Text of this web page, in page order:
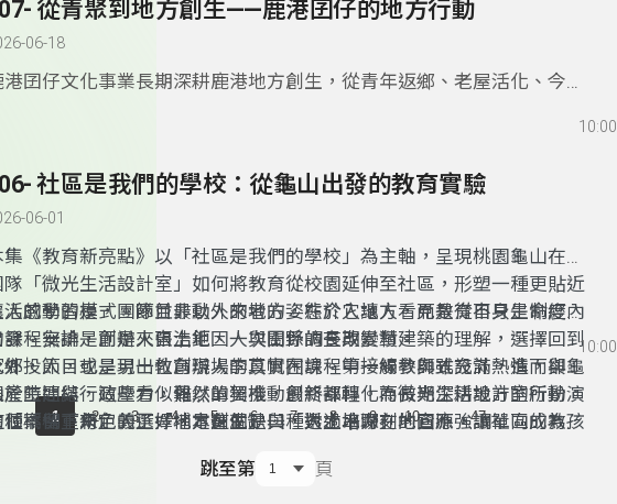
從青聚到地方創生——鹿港囝仔的地方行動
06-18
港囝仔文化事業長期深耕鹿港地方創生，從青年返鄉、老屋活化、今秋
合的可能性。尤其在「青聚點」相關計畫中，透過實際走讀、地方實作
方生活的一種方式。
10:00
社區是我們的學校：從龜山出發的教育實驗
06-01
集《教育新亮點》以「社區是我們的學校」為主軸，呈現桃園龜山在地
隊「微光生活設計室」如何將教育從校園延伸至社區，形塑一種更貼近
活的學習模式。節目最動人的地方，在於它讓人看見教育不只是制度內
課程安排，而是來自土地、人與關係的長期累積。
人感動的是，團隊並非以外來者的姿態介入地方，而是從自身生命經驗
發。無論是創辦人張浩鉅因一次田野調查改變對建築的理解，選擇回到
鄉投入，或是另一位創辦人李苡帆在課程中接觸參與式設計，進而與龜
產生連結，這些看似偶然的契機，最終都轉化為長期深耕地方的行動。
種「留下來」的選擇，本身就是一種對土地深刻的回應。
外，節目也呈現出教育現場的真實困境。第一線教師雖充滿熱情，卻受
於時間與行政壓力，難以單獨推動創新課程。而微光生活設計室所扮演
「橋樑」角色，正好補足這個缺口，透過串聯在地資源，讓社區成為孩
個案例重新定義了「地方創生」與「人才培力」。它不強調單向的教
中發揮影響力。當個人的力量被串聯，地方不再只是地理空間，而成為
10:00
1 2 3 4 5 6 7 8 9 10 ... 47
跳至第 頁